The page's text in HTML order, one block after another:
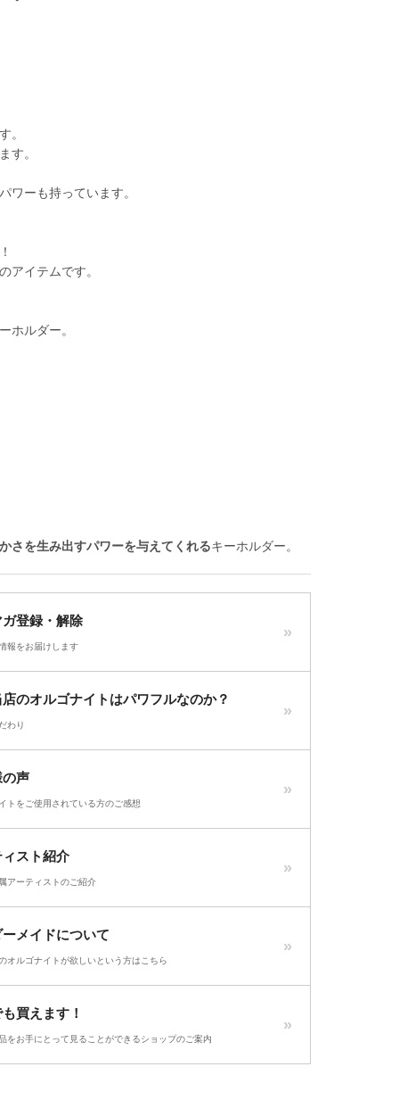
。
す。
ワーも持っています。
アイテムです。
ホルダー。
さを生み出すパワーを与えてくれるキーホルダー。
登録・解除
報をお届けします
のオルゴナイトはパワフルなのか？
わり
声
トをご使用されている方のご感想
スト紹介
アーティストのご紹介
メイドについて
オルゴナイトが欲しいという方はこちら
買えます！
をお手にとって見ることができるショップのご案内